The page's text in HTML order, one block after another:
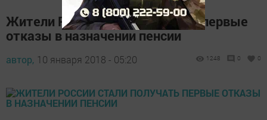
Жители России стали получать первые
отказы в назначении пенсии
автор, 10 января 2018 - 05:20 1248 0 0